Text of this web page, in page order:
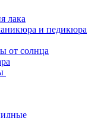
лака
и педикюра
от солнца